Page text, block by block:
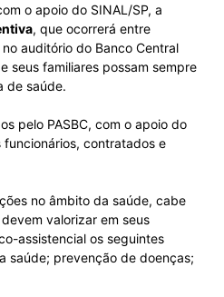
o apoio do SINAL/SP, a
, que ocorrerá entre
auditório do Banco Central
seus familiares possam sempre
de saúde.
pelo PASBC, com o apoio do
funcionários, contratados e
no âmbito da saúde, cabe
valorizar em seus
assistencial os seguintes
saúde; prevenção de doenças;